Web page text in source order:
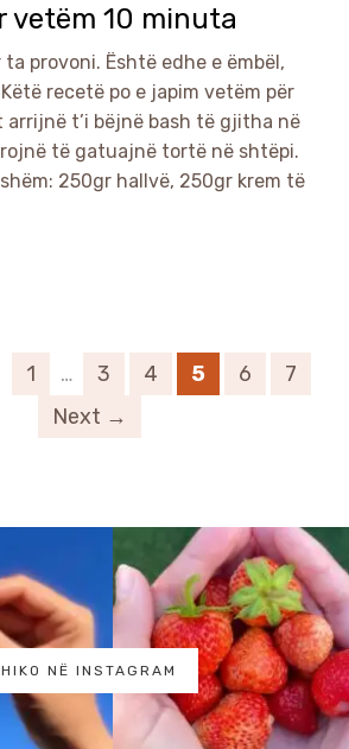
vetëm 10 minuta
ta provoni. Është edhe e ëmbël,
recetë po e japim vetëm për
t’i bëjnë bash të gjitha në
të gatuajnë tortë në shtëpi.
250gr hallvë, 250gr krem të
1 … 3 4 5 6
7
Next →
NË INSTAGRAM